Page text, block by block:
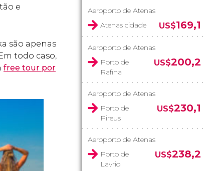
e
são apenas
todo caso,
free tour por
Aeroporto de Atenas
Atenas cidade
US$169,1
Aeroporto de Atenas
Porto de
Rafina
US$200,2
Aeroporto de Atenas
Porto de
Pireus
US$230,1
Aeroporto de Atenas
Porto de
Lavrio
US$238,2